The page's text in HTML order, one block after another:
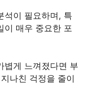
석이 필요하며, 특
이 매우 중요한 포
볍게 느껴졌다면 부
나친 걱정을 줄이